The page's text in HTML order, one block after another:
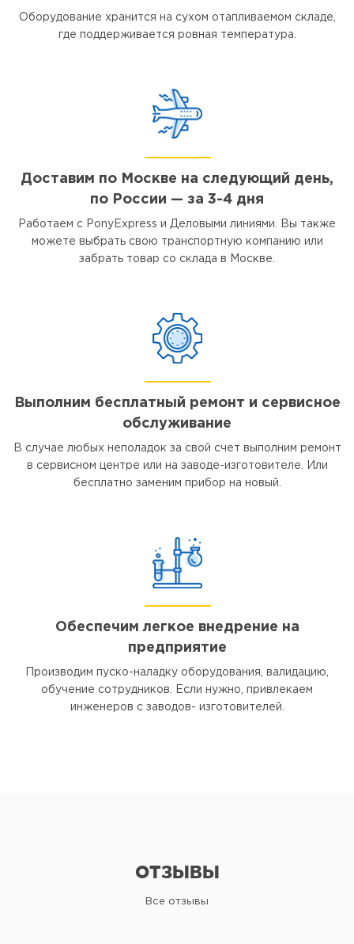
Оборудование хранится на сухом отапливаемом складе,
где поддерживается ровная температура.
Доставим по Москве на следующий день,
по России — за 3-4 дня
Работаем с PonyExpress и Деловыми линиями. Вы также
можете выбрать свою транспортную компанию или
забрать товар со склада в Москве.
Выполним бесплатный ремонт и сервисное
обслуживание
В случае любых неполадок за свой счет выполним ремонт
в сервисном центре или на заводе-изготовителе. Или
бесплатно заменим прибор на новый.
Обеспечим легкое внедрение на
предприятие
Производим пуско-наладку оборудования, валидацию,
обучение сотрудников. Если нужно, привлекаем
инженеров с заводов- изготовителей.
ОТЗЫВЫ
Все отзывы